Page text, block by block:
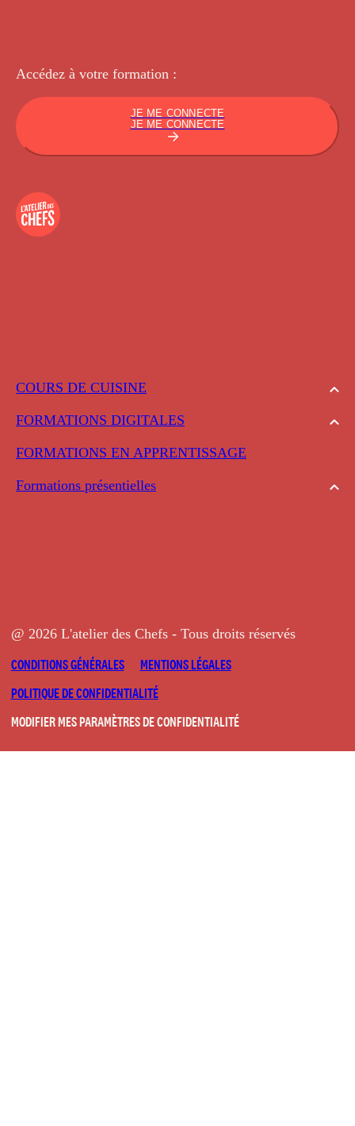
COURS DE CUISINE
FORMATIONS DIGITALES
FORMATIONS EN APPRENTISSAGE
Formations présentielles
Accédez à votre formation :
JE ME CONNECTE
JE ME CONNECTE
@ 2026 L'atelier des Chefs - Tous droits réservés
CONDITIONS GÉNÉRALES
MENTIONS LÉGALES
POLITIQUE DE CONFIDENTIALITÉ
MODIFIER MES PARAMÈTRES DE CONFIDENTIALITÉ